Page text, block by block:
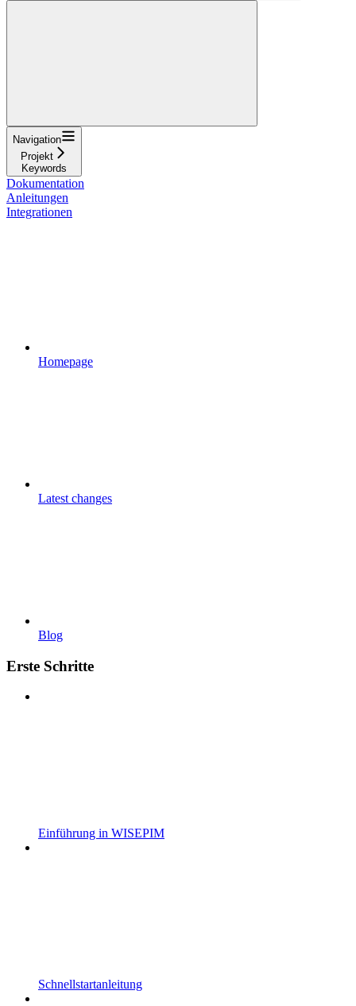
Navigation
Projekt
Keywords
Dokumentation
Anleitungen
Integrationen
Homepage
Latest changes
Blog
Erste Schritte
Einführung in WISEPIM
Schnellstartanleitung